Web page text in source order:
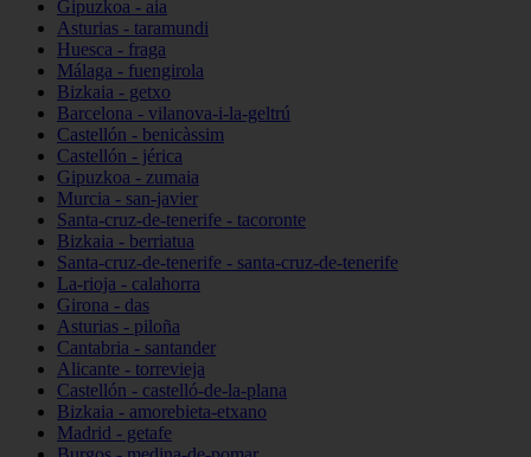
Gipuzkoa - aia
Asturias - taramundi
Huesca - fraga
Málaga - fuengirola
Bizkaia - getxo
Barcelona - vilanova-i-la-geltrú
Castellón - benicàssim
Castellón - jérica
Gipuzkoa - zumaia
Murcia - san-javier
Santa-cruz-de-tenerife - tacoronte
Bizkaia - berriatua
Santa-cruz-de-tenerife - santa-cruz-de-tenerife
La-rioja - calahorra
Girona - das
Asturias - piloña
Cantabria - santander
Alicante - torrevieja
Castellón - castelló-de-la-plana
Bizkaia - amorebieta-etxano
Madrid - getafe